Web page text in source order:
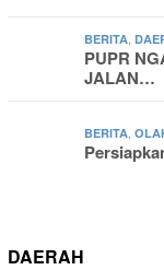
BERITA
PUPR
JALAN…
BERITA
DAERAH